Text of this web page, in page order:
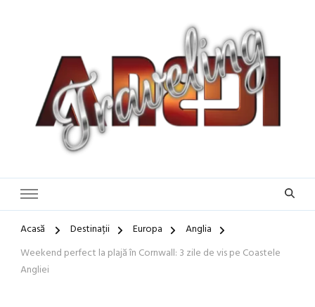
Călătorie în Europa | Inspirație
pentru Vacanțe Memorabile
Acasă Destinații Europa
Anglia
Weekend perfect la plajă în Cornwall: 3 zile de vis pe Coastele
Angliei